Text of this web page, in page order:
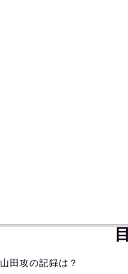
山田攻の記録は？